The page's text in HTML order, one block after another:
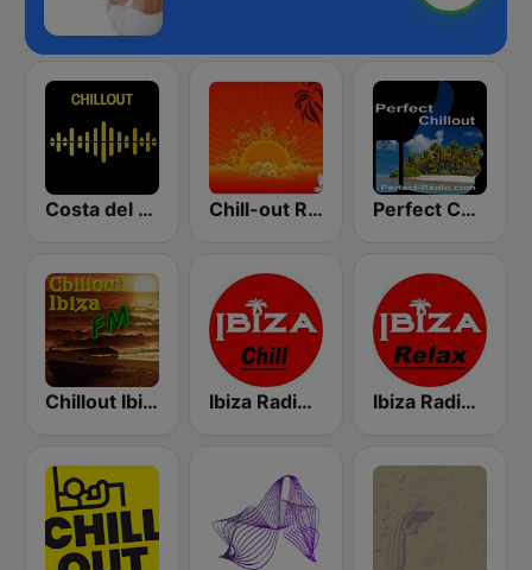
Costa del Mar Chillout Chill-out Radio Perfect Chillout
Chillout Ibiza FM Ibiza Radios - Chill Ibiza Radios - Relax